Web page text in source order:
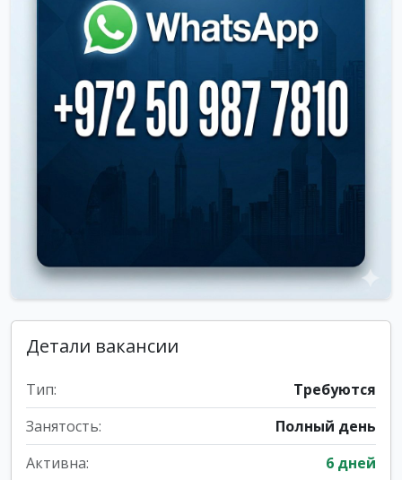
Детали вакансии
Тип:
Требуются
Занятость:
Полный день
Активна:
6 дней